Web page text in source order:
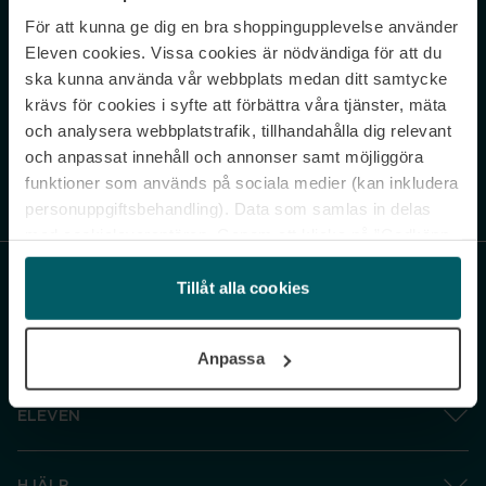
För att kunna ge dig en bra shoppingupplevelse använder
Eleven cookies. Vissa cookies är nödvändiga för att du
ska kunna använda vår webbplats medan ditt samtycke
krävs för cookies i syfte att förbättra våra tjänster, mäta
och analysera webbplatstrafik, tillhandahålla dig relevant
och anpassat innehåll och annonser samt möjliggöra
funktioner som används på sociala medier (kan inkludera
personuppgiftsbehandling). Data som samlas in delas
och gå vidare” accepterar du samtliga cookies medan du
under ”Inställningar” kan anpassa användningen av
cookies. Du kan återkalla ditt samtycke när som helst.
Tillåt alla cookies
Anpassa
Never miss a beat.
Sign up to our newsletter.
Genom att prenumerera accepterar du vår Integritetspolicy. Avprenumerera
ELEVEN